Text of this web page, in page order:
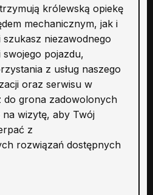
królewską opiekę
mechanicznym, jak i
niezawodnego
swojego pojazdu,
z usług naszego
oraz serwisu w
do grona zadowolonych
wizytę, aby Twój
z
rozwiązań dostępnych